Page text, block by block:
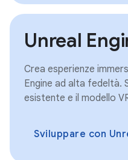
Unreal
Crea esperienze
Engine ad alta fedeltà.
esistente e il modello
Sviluppare con